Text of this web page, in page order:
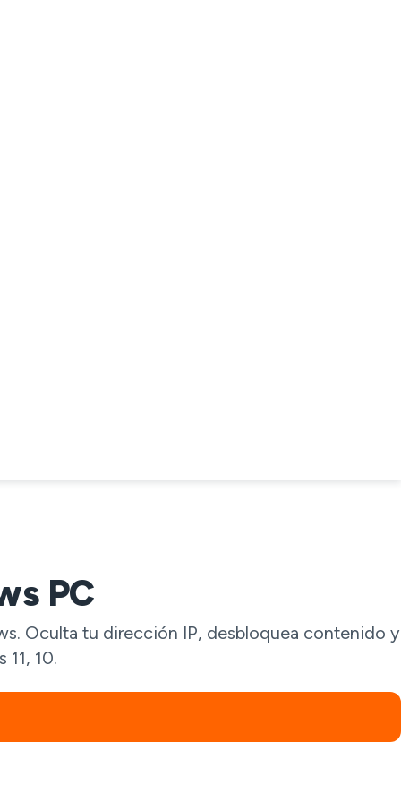
PC
Oculta tu dirección IP, desbloquea contenido y
10.